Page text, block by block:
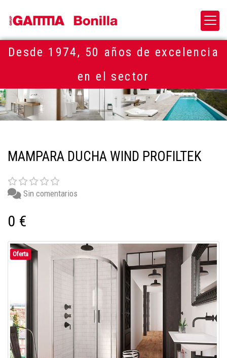
Desde 1974, 50 años de excelencia
en el sector
MAMPARA DUCHA WIND PROFILTEK
Sin comentarios
0 €
Oferta